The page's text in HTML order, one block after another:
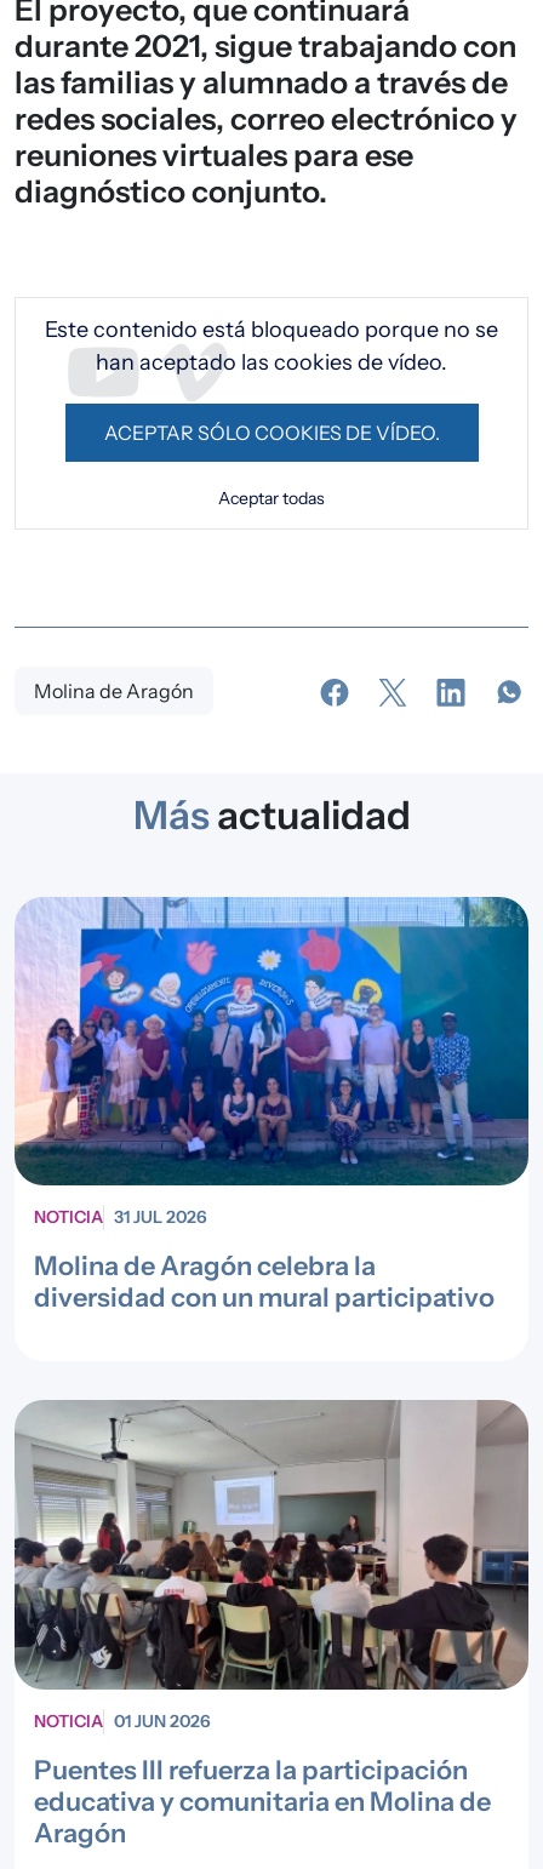
El proyecto, que continuará
durante 2021, sigue trabajando con
las familias y alumnado a través de
redes sociales, correo electrónico y
reuniones virtuales para ese
diagnóstico conjunto.
Este contenido está bloqueado porque no se
han aceptado las cookies de vídeo.
ACEPTAR SÓLO COOKIES DE VÍDEO.
Aceptar todas
Molina de Aragón
Másactualidad
NOTICIA 31 JUL 2026
Molina de Aragón celebra la
diversidad con un mural participativo
NOTICIA 01 JUN 2026
Puentes III refuerza la participación
educativa y comunitaria en Molina de
Aragón